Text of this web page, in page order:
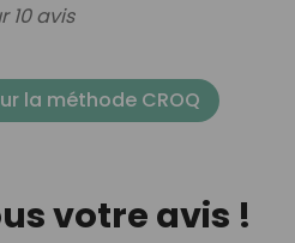
10 avis
la méthode CROQ
votre avis !